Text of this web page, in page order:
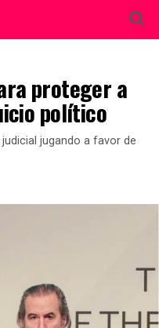
proteger a
político
jugando a favor de